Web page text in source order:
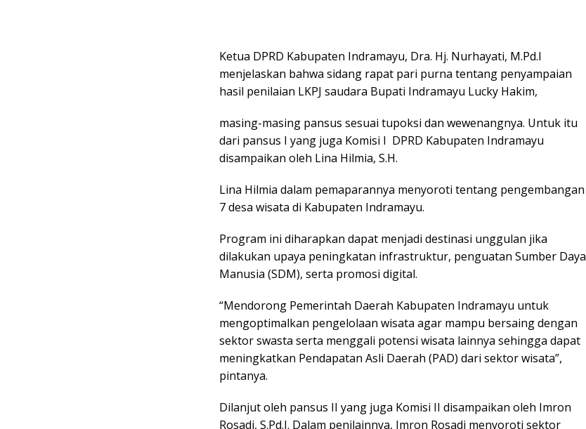
Ketua DPRD Kabupaten Indramayu, Dra. Hj. Nurhayati, M.Pd.I
menjelaskan bahwa sidang rapat pari purna tentang penyampaian
hasil penilaian LKPJ saudara Bupati Indramayu Lucky Hakim,
masing-masing pansus sesuai tupoksi dan wewenangnya. Untuk itu
dari pansus I yang juga Komisi I DPRD Kabupaten Indramayu
disampaikan oleh Lina Hilmia, S.H.
Lina Hilmia dalam pemaparannya menyoroti tentang pengembangan
7 desa wisata di Kabupaten Indramayu.
Program ini diharapkan dapat menjadi destinasi unggulan jika
dilakukan upaya peningkatan infrastruktur, penguatan Sumber Daya
Manusia (SDM), serta promosi digital.
“Mendorong Pemerintah Daerah Kabupaten Indramayu untuk
mengoptimalkan pengelolaan wisata agar mampu bersaing dengan
sektor swasta serta menggali potensi wisata lainnya sehingga dapat
meningkatkan Pendapatan Asli Daerah (PAD) dari sektor wisata”,
pintanya.
Dilanjut oleh pansus II yang juga Komisi II disampaikan oleh Imron
Rosadi, S.Pd.I. Dalam penilainnya, Imron Rosadi menyoroti sektor